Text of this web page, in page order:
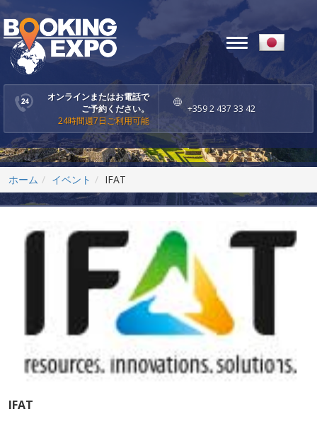
オンラインまたはお電話で
ご予約ください。
24時間週7日ご利用可能
+359 2 437 33 42
Toggle
navigation
ホーム イベント IFAT
IFAT